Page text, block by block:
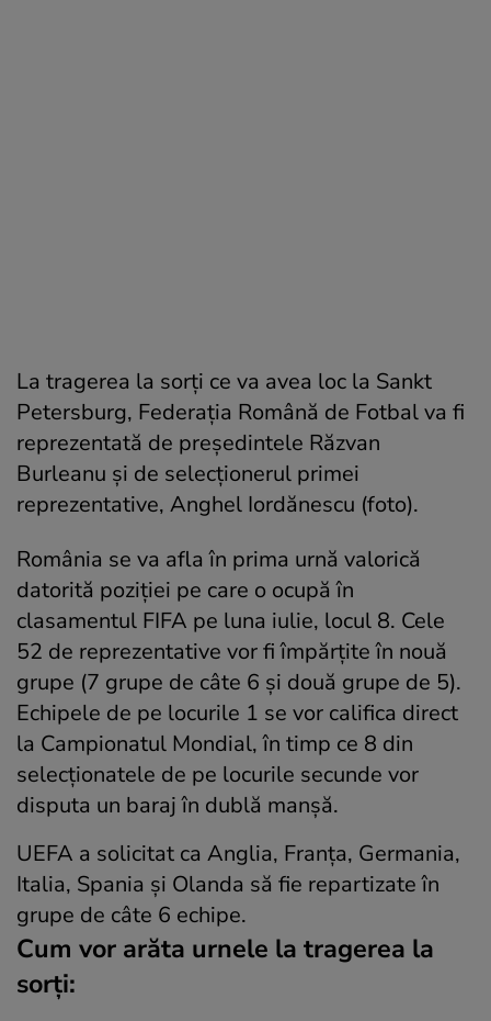
La tragerea la sorți ce va avea loc la Sankt
Petersburg, Federația Română de Fotbal va fi
reprezentată de președintele Răzvan
Burleanu și de selecționerul primei
reprezentative, Anghel Iordănescu (foto).
România se va afla în prima urnă valorică
datorită poziției pe care o ocupă în
clasamentul FIFA pe luna iulie, locul 8. Cele
52 de reprezentative vor fi împărțite în nouă
grupe (7 grupe de câte 6 și două grupe de 5).
Echipele de pe locurile 1 se vor califica direct
la Campionatul Mondial, în timp ce 8 din
selecționatele de pe locurile secunde vor
disputa un baraj în dublă manșă.
UEFA a solicitat ca Anglia, Franța, Germania,
Italia, Spania și Olanda să fie repartizate în
grupe de câte 6 echipe.
Cum vor arăta urnele la tragerea la
sorți: